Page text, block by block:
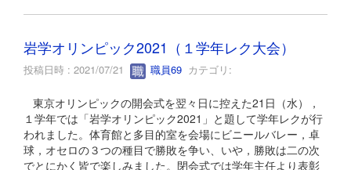
岩学オリンピック2021（１学年レク大会）
投稿日時 : 2021/07/21 職員69 カテゴリ:
東京オリンピックの開会式を翌々日に控えた21日（水），
１学年では「岩学オリンピック2021」と題して学年レクが行
われました。体育館と多目的室を会場にビニールバレー，卓
球，オセロの３つの種目で勝敗を争い、いや，勝敗は二の次
でとにかく皆で楽しみました。閉会式では学年主任より表彰